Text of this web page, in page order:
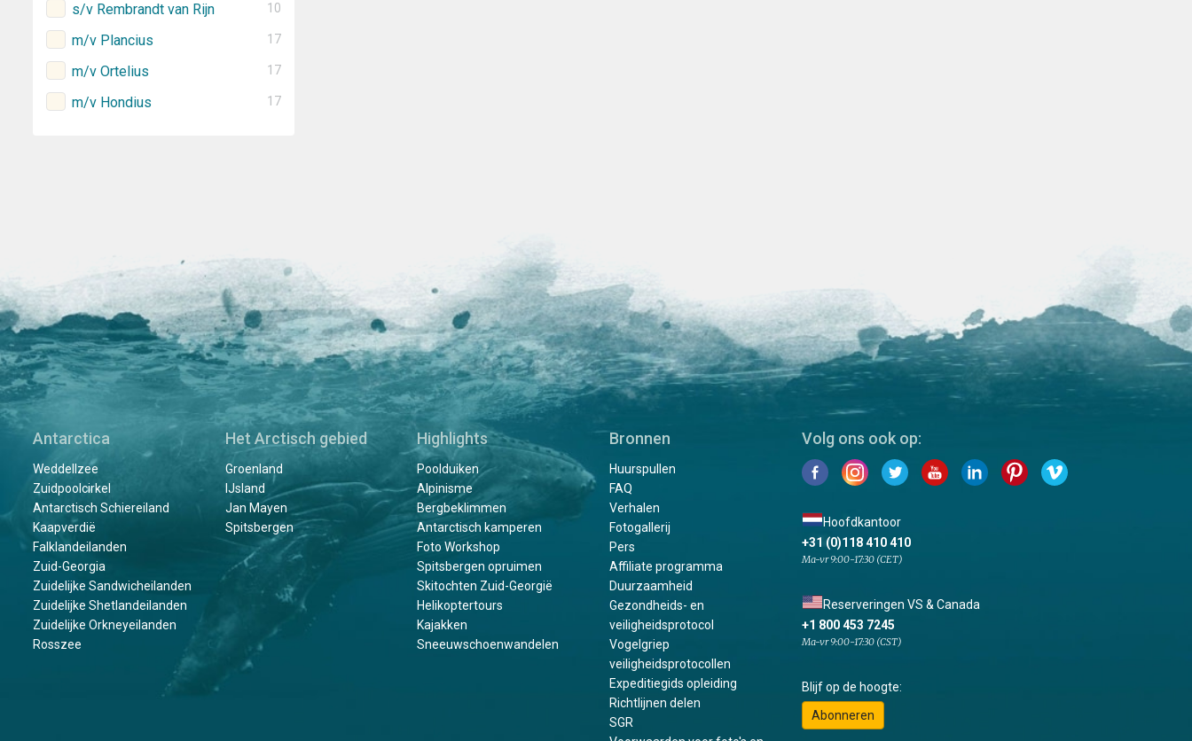
s/v Rembrandt van Rijn 10
m/v Plancius 17
m/v Ortelius 17
m/v Hondius 17
Antarctica
Weddellzee
Zuidpoolcirkel
Antarctisch Schiereiland
Kaapverdië
Falklandeilanden
Zuid-Georgia
Zuidelijke Sandwicheilanden
Zuidelijke Shetlandeilanden
Zuidelijke Orkneyeilanden
Rosszee
Het Arctisch gebied
Groenland
IJsland
Jan Mayen
Spitsbergen
Highlights
Poolduiken
Alpinisme
Bergbeklimmen
Antarctisch kamperen
Foto Workshop
Spitsbergen opruimen
Skitochten Zuid-Georgië
Helikoptertours
Kajakken
Sneeuwschoenwandelen
Bronnen
Huurspullen
FAQ
Verhalen
Fotogallerij
Pers
Affiliate programma
Duurzaamheid
Gezondheids- en
veiligheidsprotocol
Vogelgriep
veiligheidsprotocollen
Expeditiegids opleiding
Richtlijnen delen
SGR
Volg ons ook op:
Hoofdkantoor
+31 (0)118 410 410
Ma-vr 9:00-17:30 (CET)
Reserveringen VS & Canada
+1 800 453 7245
Ma-vr 9:00-17:30 (CST)
Blijf op de hoogte:
Abonneren